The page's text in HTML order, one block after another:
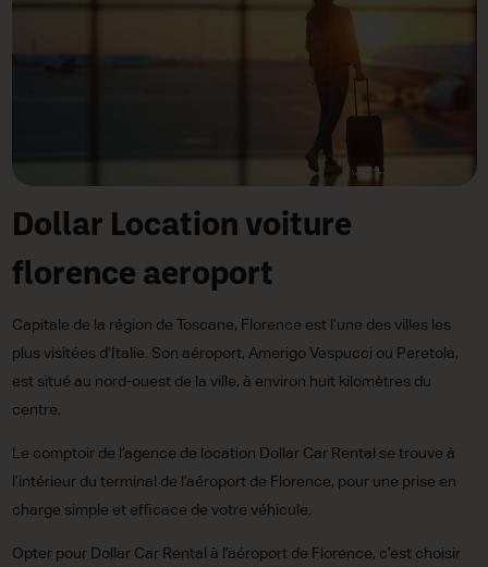
Dollar Location voiture
florence aeroport
Capitale de la région de Toscane, Florence est l’une des villes les
plus visitées d’Italie. Son aéroport, Amerigo Vespucci ou Peretola,
est situé au nord-ouest de la ville, à environ huit kilomètres du
centre.
Le comptoir de l’agence de location Dollar Car Rental se trouve à
l’intérieur du terminal de l’aéroport de Florence, pour une prise en
charge simple et efficace de votre véhicule.
Opter pour Dollar Car Rental à l’aéroport de Florence, c’est choisir